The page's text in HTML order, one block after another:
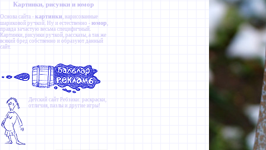
Картинки, рисунки и юмор
Основа сайта - картинки , нарисованные
шариковой ручкой. Ну и естественно - юмор ,
правда зачастую весьма специфичный.
Картинки, рисунки ручкой, рассказы, а так же
всякий бред собственно и образуют данный
сайт.
Детский сайт Ребзики: раскраски,
отличия, пазлы и другие игры!